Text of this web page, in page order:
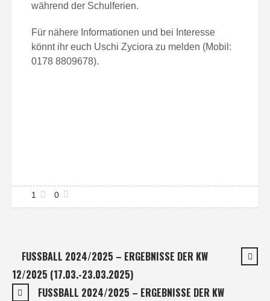
während der Schulferien.
Für nähere Informationen und bei Interesse
könnt ihr euch Uschi Zyciora zu melden (Mobil:
0178 8809678).
0
1
FUSSBALL 2024/2025 – ERGEBNISSE DER KW
12/2025 (17.03.-23.03.2025)
FUSSBALL 2024/2025 – ERGEBNISSE DER KW